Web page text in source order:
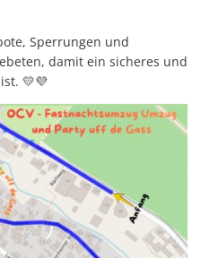
Sperrungen und
damit ein sicheres und
💛💜